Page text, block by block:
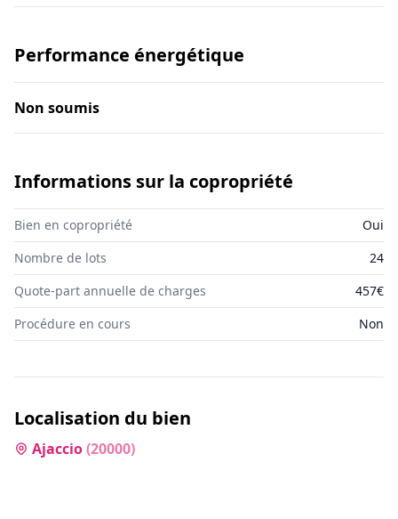
Performance énergétique
Non soumis
Informations sur la copropriété
Bien en copropriété
Oui
Nombre de lots
24
Quote-part annuelle de charges
457€
Procédure en cours
Non
Localisation du bien
Ajaccio(20000)